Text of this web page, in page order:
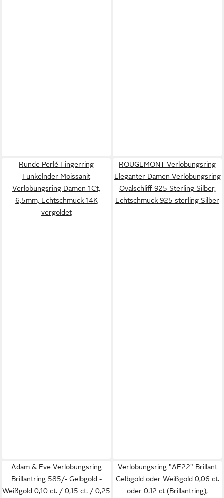
Runde Perlé Fingerring
Funkelnder Moissanit
Verlobungsring Damen 1Ct,
6,5mm, Echtschmuck 14K
vergoldet
ROUGEMONT Verlobungsring
Eleganter Damen Verlobungsring
Ovalschliff 925 Sterling Silber,
Echtschmuck 925 sterling Silber
Adam & Eve Verlobungsring
Brillantring 585/- Gelbgold -
Weißgold 0,10 ct. / 0,15 ct. / 0,25
Verlobungsring "AE22" Brillant
Gelbgold oder Weißgold 0,06 ct.
oder 0.12 ct (Brillantring),